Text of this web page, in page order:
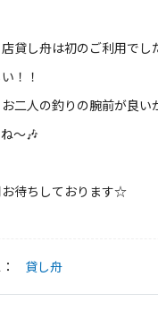
貸し舟は初のご利用でし
！！
二人の釣りの腕前が良い
〜🎶
お待ちしております☆
貸し舟